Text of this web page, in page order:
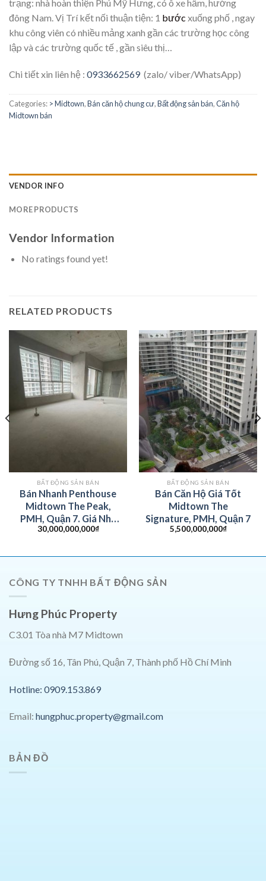
trạng: nhà hoàn thiện Phú Mỹ Hưng, có ô xe hầm, hướng
đông Nam. Vị Trí kết nối thuận tiện: 1 bước xuống phố , ngay
khu công viên có nhiều mảng xanh gần các trường học công
lập và các trường quốc tế , gần siêu thị…
Chi tiết xin liên hệ : 0933662569 (zalo/ viber/WhatsApp)
Categories: > Midtown,Bán căn hộ chung cư,Bất động sản bán,Căn hộ
Midtown bán
VENDOR INFO
MORE PRODUCTS
Vendor Information
No ratings found yet!
RELATED PRODUCTS
BẤT ĐỘNG SẢN BÁN
Bán Nhanh Penthouse
Midtown The Peak,
PMH, Quận 7. Giá Nhẹ
Nhàng Từ CDT
30,000,000,000₫
BẤT ĐỘNG SẢN BÁN
Bán Căn Hộ Giá Tốt
Midtown The
Signature, PMH, Quận 7
5,500,000,000₫
CÔNG TY TNHH BẤT ĐỘNG SẢN
Hưng Phúc Property
C3.01 Tòa nhà M7 Midtown
Đường số 16, Tân Phú, Quận 7, Thành phố Hồ Chí Minh
Hotline: 0909.153.869
Email: hungphuc.property@gmail.com
BẢN ĐỒ